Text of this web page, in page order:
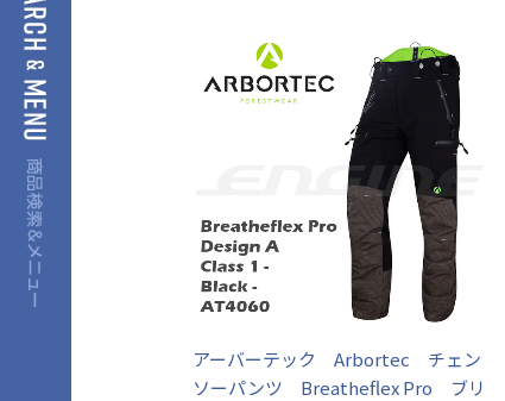
アーバーテック Arbortec チェン
ソーパンツ Breatheflex Pro ブリ